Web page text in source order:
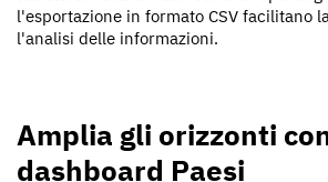
l'esportazione in formato CSV facilitano
l'analisi delle informazioni.
Amplia gli orizzonti
dashboard Paesi